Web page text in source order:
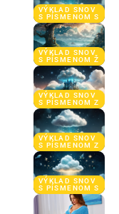
VÝKLAD SNOV
S PÍSMENOM S
VÝKLAD SNOV
S PÍSMENOM Ž
VÝKLAD SNOV
S PÍSMENOM Z
VÝKLAD SNOV
S PÍSMENOM Z
VÝKLAD SNOV
S PÍSMENOM S